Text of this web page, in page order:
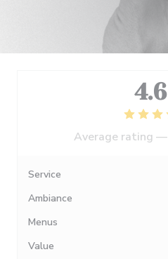
4.6
Average rating —
Service
Ambiance
Menus
Value